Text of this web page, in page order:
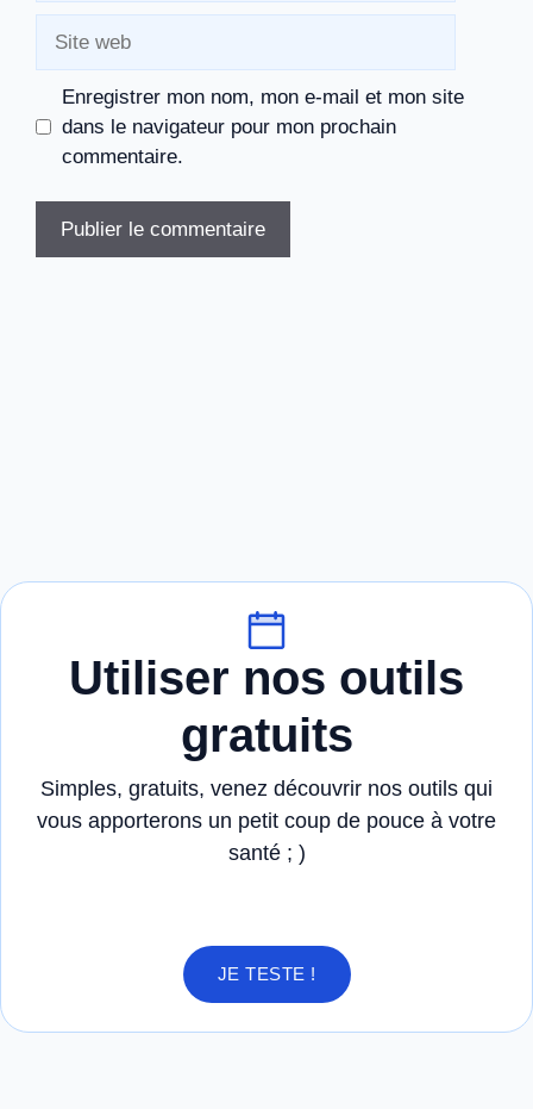
Enregistrer mon nom, mon e-mail et mon site
dans le navigateur pour mon prochain
commentaire.
Utiliser nos outils
gratuits
Simples, gratuits, venez découvrir nos outils qui
vous apporterons un petit coup de pouce à votre
santé ; )
JE TESTE !